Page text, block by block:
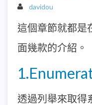
davidou
這個章節就都是
面幾款的介紹。
透過列舉來取得